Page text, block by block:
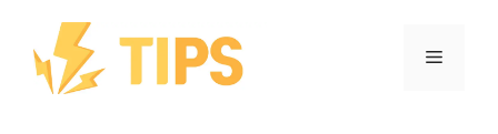
건너뛰기
메뉴